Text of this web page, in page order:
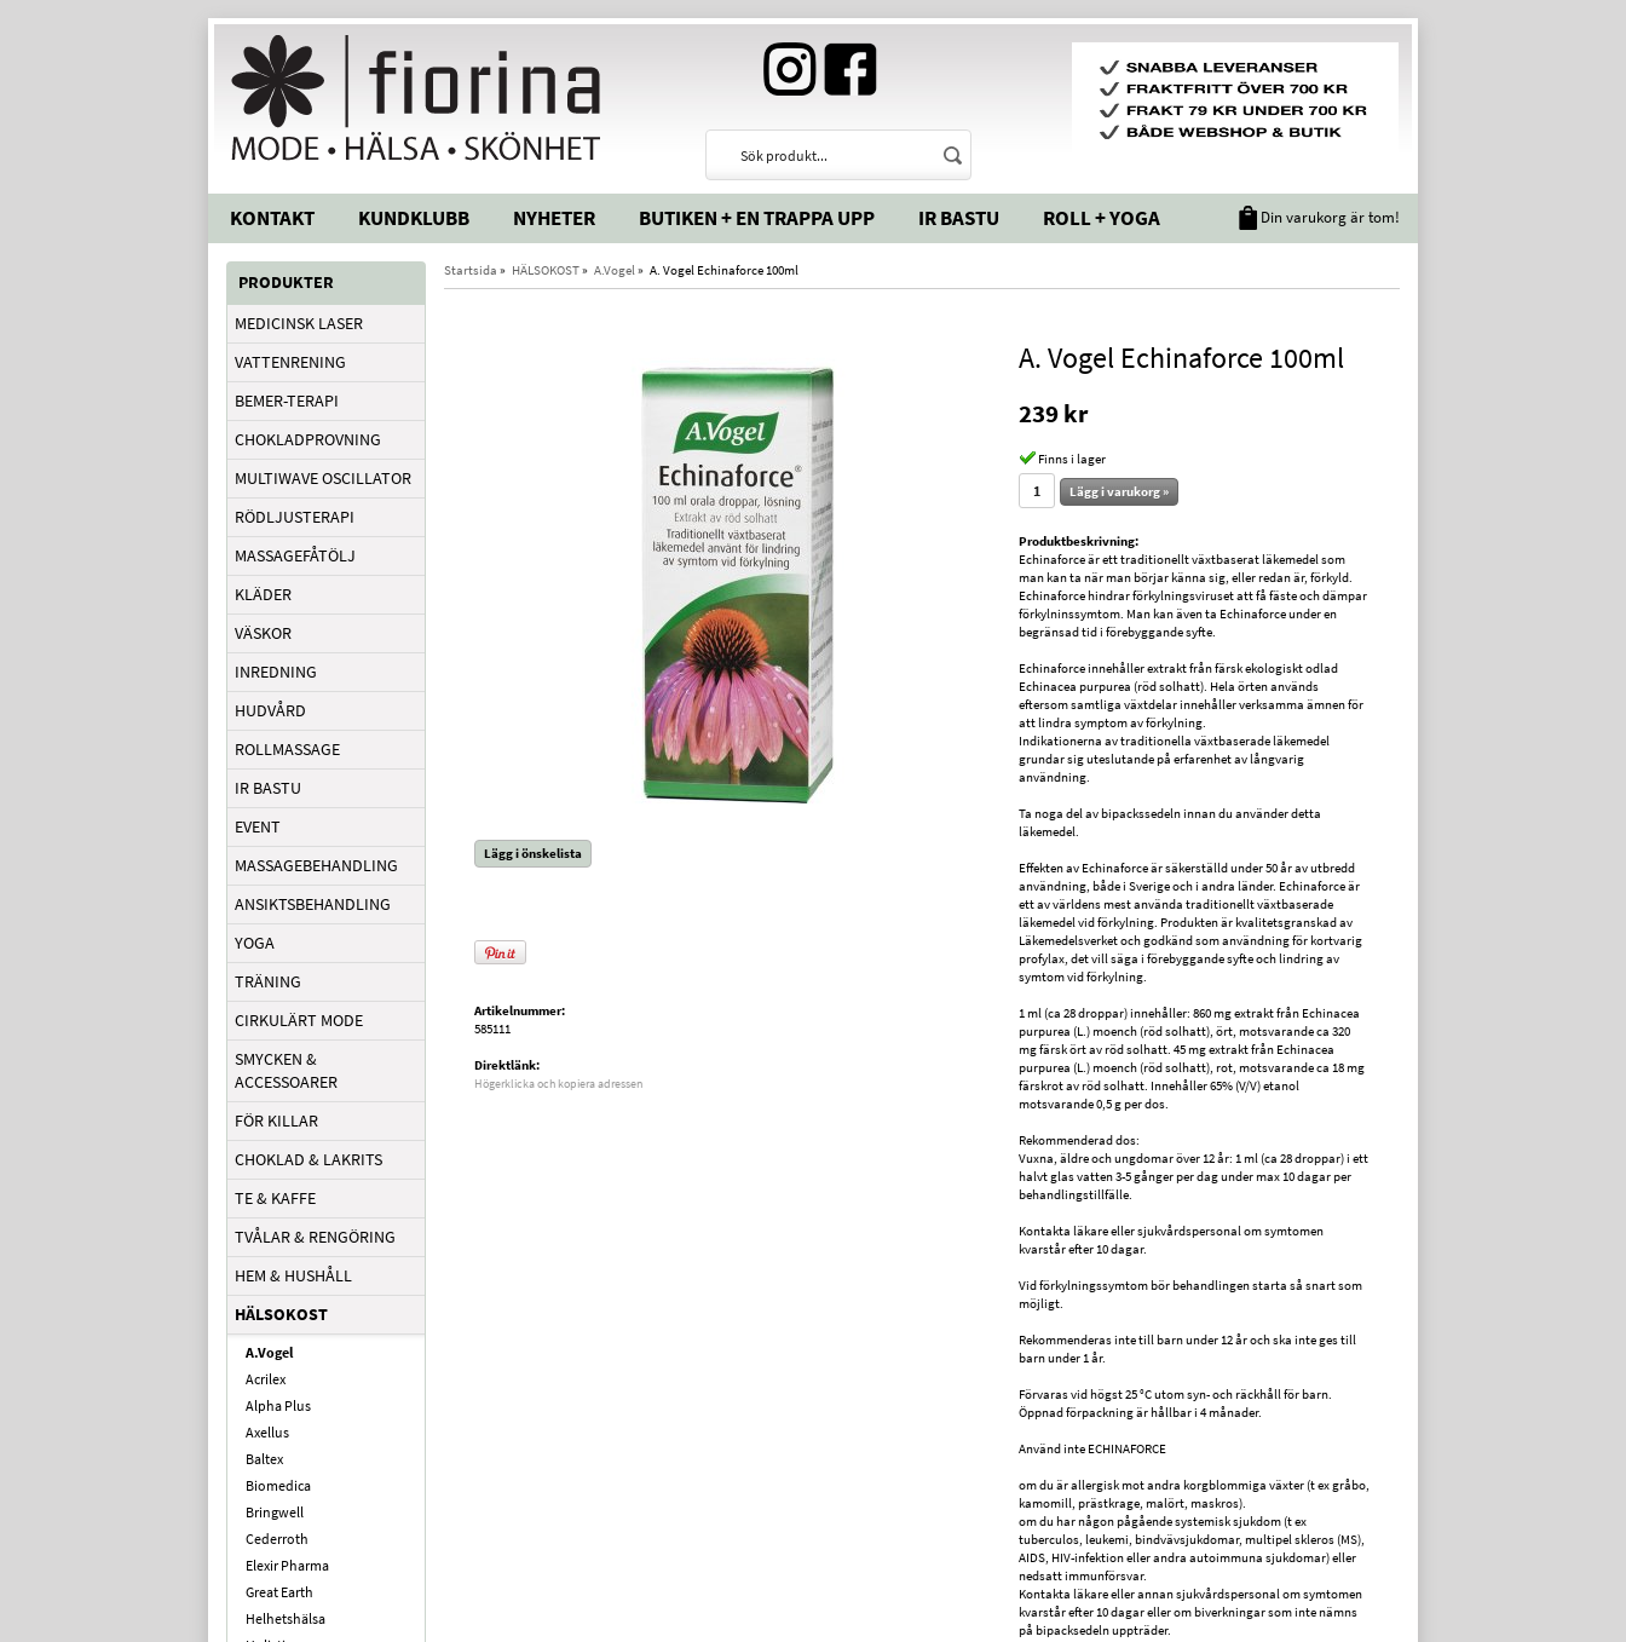
KONTAKT KUNDKLUBB NYHETER BUTIKEN + EN TRAPPA UPP IR BASTU ROLL + YOGA Din varukorg är tom!
PRODUKTER
MEDICINSK LASER
VATTENRENING
BEMER-TERAPI
CHOKLADPROVNING
MULTIWAVE OSCILLATOR
RÖDLJUSTERAPI
MASSAGEFÅTÖLJ
KLÄDER
VÄSKOR
INREDNING
HUDVÅRD
ROLLMASSAGE
IR BASTU
EVENT
MASSAGEBEHANDLING
ANSIKTSBEHANDLING
YOGA
TRÄNING
CIRKULÄRT MODE
SMYCKEN &
ACCESSOARER
FÖR KILLAR
CHOKLAD & LAKRITS
TE & KAFFE
TVÅLAR & RENGÖRING
HEM & HUSHÅLL
HÄLSOKOST
A.Vogel
Acrilex
Alpha Plus
Axellus
Baltex
Biomedica
Bringwell
Cederroth
Elexir Pharma
Great Earth
Helhetshälsa
Startsida » HÄLSOKOST» A.Vogel » A. Vogel Echinaforce 100ml
Lägg i önskelista
Artikelnummer:
585111
Direktlänk:
Högerklicka och kopiera adressen
A. Vogel Echinaforce 100ml
239 kr
Finns i lager
Lägg i varukorg »
Produktbeskrivning:
Echinaforce är ett traditionellt växtbaserat läkemedel som
man kan ta när man börjar känna sig, eller redan är, förkyld.
Echinaforce hindrar förkylningsviruset att få fäste och dämpar
förkylninssymtom. Man kan även ta Echinaforce under en
begränsad tid i förebyggande syfte.
Echinaforce innehåller extrakt från färsk ekologiskt odlad
Echinacea purpurea (röd solhatt). Hela örten används
eftersom samtliga växtdelar innehåller verksamma ämnen för
att lindra symptom av förkylning.
Indikationerna av traditionella växtbaserade läkemedel
grundar sig uteslutande på erfarenhet av långvarig
användning.
Ta noga del av bipackssedeln innan du använder detta
läkemedel.
Effekten av Echinaforce är säkerställd under 50 år av utbredd
användning, både i Sverige och i andra länder. Echinaforce är
ett av världens mest använda traditionellt växtbaserade
läkemedel vid förkylning. Produkten är kvalitetsgranskad av
Läkemedelsverket och godkänd som användning för kortvarig
profylax, det vill säga i förebyggande syfte och lindring av
symtom vid förkylning.
1 ml (ca 28 droppar) innehåller: 860 mg extrakt från Echinacea
purpurea (L.) moench (röd solhatt), ört, motsvarande ca 320
mg färsk ört av röd solhatt. 45 mg extrakt från Echinacea
purpurea (L.) moench (röd solhatt), rot, motsvarande ca 18 mg
färskrot av röd solhatt. Innehåller 65% (V/V) etanol
motsvarande 0,5 g per dos.
Rekommenderad dos:
Vuxna, äldre och ungdomar över 12 år: 1 ml (ca 28 droppar) i ett
halvt glas vatten 3-5 gånger per dag under max 10 dagar per
behandlingstillfälle.
Kontakta läkare eller sjukvårdspersonal om symtomen
kvarstår efter 10 dagar.
Vid förkylningssymtom bör behandlingen starta så snart som
möjligt.
Rekommenderas inte till barn under 12 år och ska inte ges till
barn under 1 år.
Förvaras vid högst 25 °C utom syn- och räckhåll för barn.
Öppnad förpackning är hållbar i 4 månader.
Använd inte ECHINAFORCE
om du är allergisk mot andra korgblommiga växter (t ex gråbo,
kamomill, prästkrage, malört, maskros).
om du har någon pågående systemisk sjukdom (t ex
tuberculos, leukemi, bindvävsjukdomar, multipel skleros (MS),
AIDS, HIV-infektion eller andra autoimmuna sjukdomar) eller
nedsatt immunförsvar.
Kontakta läkare eller annan sjukvårdspersonal om symtomen
kvarstår efter 10 dagar eller om biverkningar som inte nämns
på bipacksedeln uppträder.